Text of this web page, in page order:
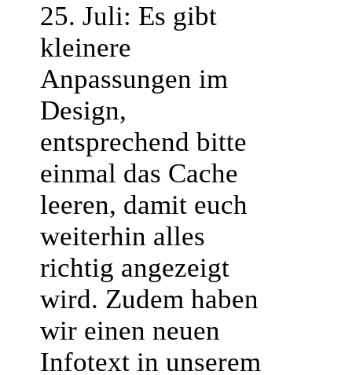
25. Juli: Es gibt
kleinere
Anpassungen im
Design,
entsprechend bitte
einmal das Cache
leeren, damit euch
weiterhin alles
richtig angezeigt
wird. Zudem haben
wir einen neuen
Infotext in unserem